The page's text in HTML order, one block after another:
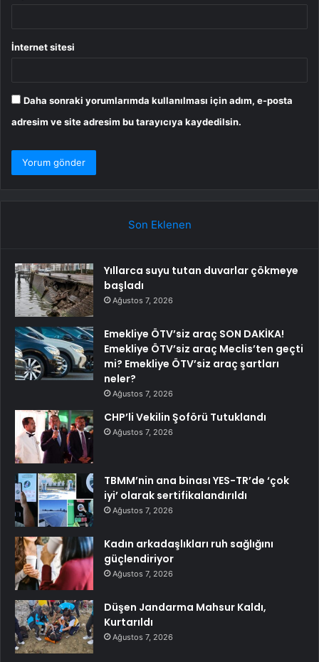
İnternet sitesi
Daha sonraki yorumlarımda kullanılması için adım, e-posta
adresim ve site adresim bu tarayıcıya kaydedilsin.
Son Eklenen
Yıllarca suyu tutan duvarlar çökmeye
başladı
Ağustos 7, 2026
Emekliye ÖTV’siz araç SON DAKİKA!
Emekliye ÖTV’siz araç Meclis’ten geçti
mi? Emekliye ÖTV’siz araç şartları
neler?
Ağustos 7, 2026
CHP’li Vekilin Şoförü Tutuklandı
Ağustos 7, 2026
TBMM’nin ana binası YES-TR’de ‘çok
iyi’ olarak sertifikalandırıldı
Ağustos 7, 2026
Kadın arkadaşlıkları ruh sağlığını
güçlendiriyor
Ağustos 7, 2026
Düşen Jandarma Mahsur Kaldı,
Kurtarıldı
Ağustos 7, 2026